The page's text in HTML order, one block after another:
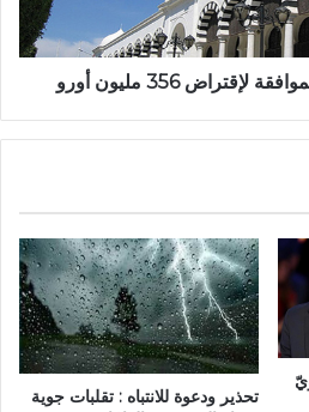
356 مليون أورو
تحذير ودعوة للانتباه : تقلبات جوية